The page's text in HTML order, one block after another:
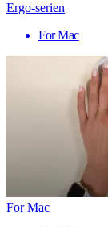
Ergo-serien
For Mac
For Mac